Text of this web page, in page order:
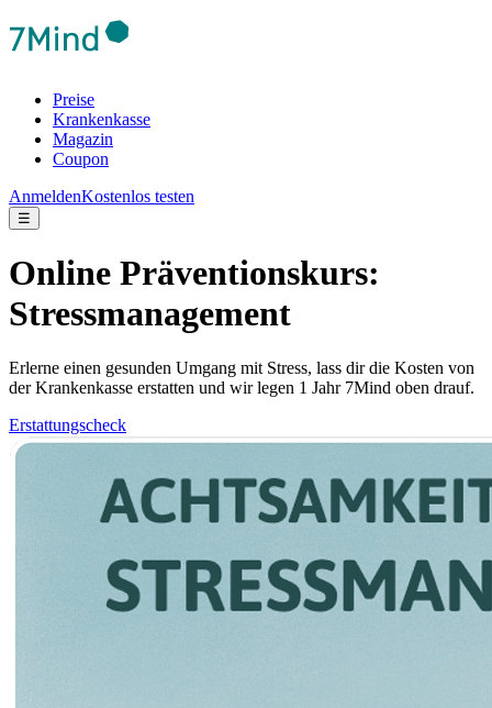
Preise
Krankenkasse
Magazin
Coupon
AnmeldenKostenlos testen
☰
Online Präventionskurs:
Stressmanagement
Erlerne einen gesunden Umgang mit Stress, lass dir die Kosten von
der Krankenkasse erstatten und wir legen 1 Jahr 7Mind oben drauf.
Erstattungscheck